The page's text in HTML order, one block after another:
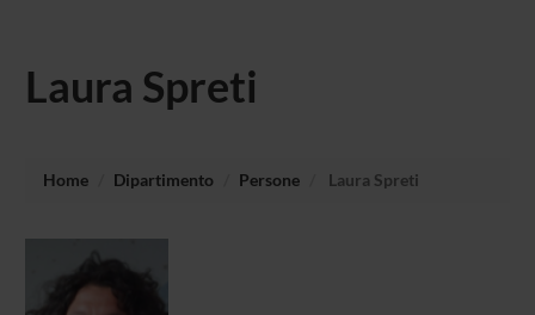
Laura Spreti
Home Dipartimento Persone Laura Spreti